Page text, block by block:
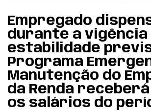
Empregado
durante a vigência
estabilidade
Programa
Manutenção do
da Renda
os salários do